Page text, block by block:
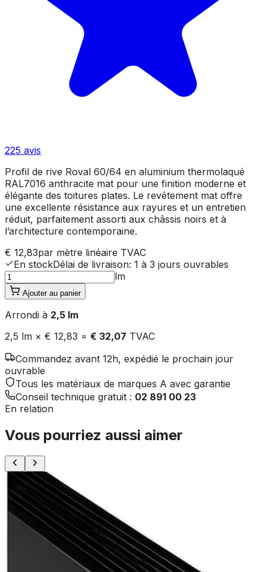
225 avis
Profil de rive Roval 60/64 en aluminium thermolaqué
RAL7016 anthracite mat pour une finition moderne et
élégante des toitures plates. Le revêtement mat offre
une excellente résistance aux rayures et un entretien
réduit, parfaitement assorti aux châssis noirs et à
l’architecture contemporaine.
€ 12,83par mètre linéaire TVAC
En stockDélai de livraison: 1 à 3 jours ouvrables
lm
Ajouter au panier
Arrondi à 2,5 lm
2,5 lm × € 12,83 = € 32,07 TVAC
Commandez avant 12h, expédié le prochain jour
ouvrable
Tous les matériaux de marques A avec garantie
Conseil technique gratuit : 02 891 00 23
En relation
Vous pourriez aussi aimer